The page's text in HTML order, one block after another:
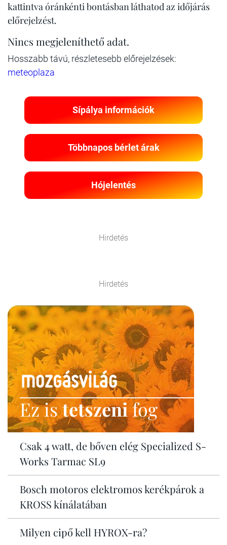
kattintva óránkénti bontásban láthatod az időjárás
előrejelzést.
Nincs megjeleníthető adat.
Hosszabb távú, részletesebb előrejelzések:
meteoplaza
Sípálya információk
Többnapos bérlet árak
Hójelentés
Hirdetés
Hirdetés
Ez istetszenifog
Csak 4 watt, de bőven elég Specialized S-
Works Tarmac SL9
Bosch motoros elektromos kerékpárok a
KROSS kínálatában
Milyen cipő kell HYROX-ra?